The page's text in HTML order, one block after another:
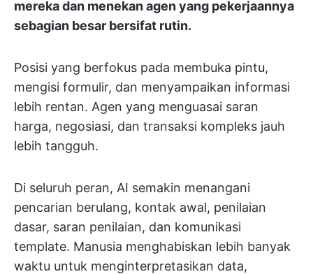
mereka dan menekan agen yang pekerjaannya
sebagian besar bersifat rutin.
Posisi yang berfokus pada membuka pintu,
mengisi formulir, dan menyampaikan informasi
lebih rentan. Agen yang menguasai saran
harga, negosiasi, dan transaksi kompleks jauh
lebih tangguh.
Di seluruh peran, AI semakin menangani
pencarian berulang, kontak awal, penilaian
dasar, saran penilaian, dan komunikasi
template. Manusia menghabiskan lebih banyak
waktu untuk menginterpretasikan data,